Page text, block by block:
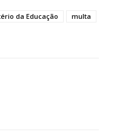
da Educação
multa